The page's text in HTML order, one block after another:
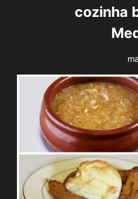
cozinha